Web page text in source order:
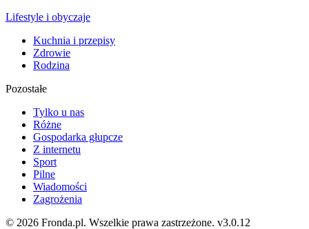
Lifestyle i obyczaje
Kuchnia i przepisy
Zdrowie
Rodzina
Pozostałe
Tylko u nas
Różne
Gospodarka głupcze
Z internetu
Sport
Pilne
Wiadomości
Zagrożenia
© 2026 Fronda.pl. Wszelkie prawa zastrzeżone. v3.0.12